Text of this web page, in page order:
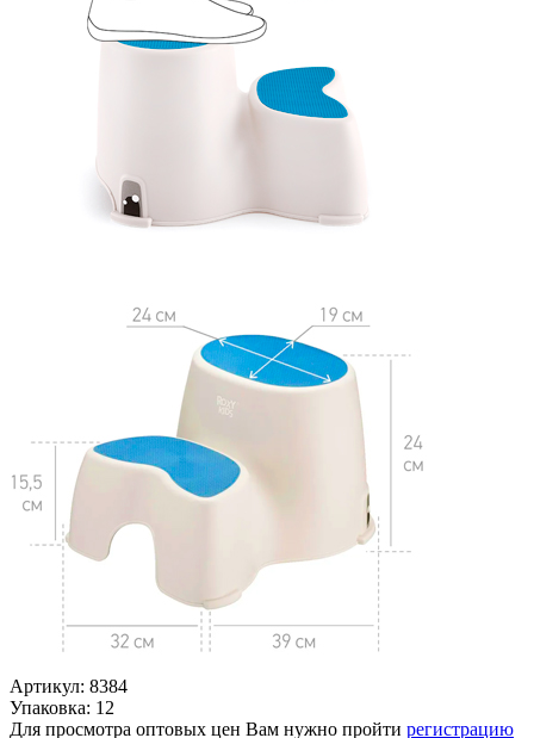
Артикул: 8384
Упаковка: 12
Для просмотра оптовых цен Вам нужно пройти регистрацию